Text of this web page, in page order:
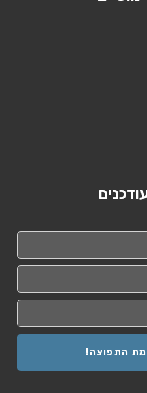
התפוצה!